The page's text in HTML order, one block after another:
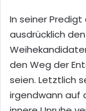
In seiner
ausdrücklich
den Weg der
seien. Letztlich
irgendwann auf